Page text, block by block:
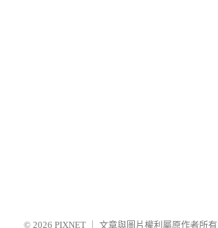
© 2026 PIXNET 文章與圖片權利屬原作者所有